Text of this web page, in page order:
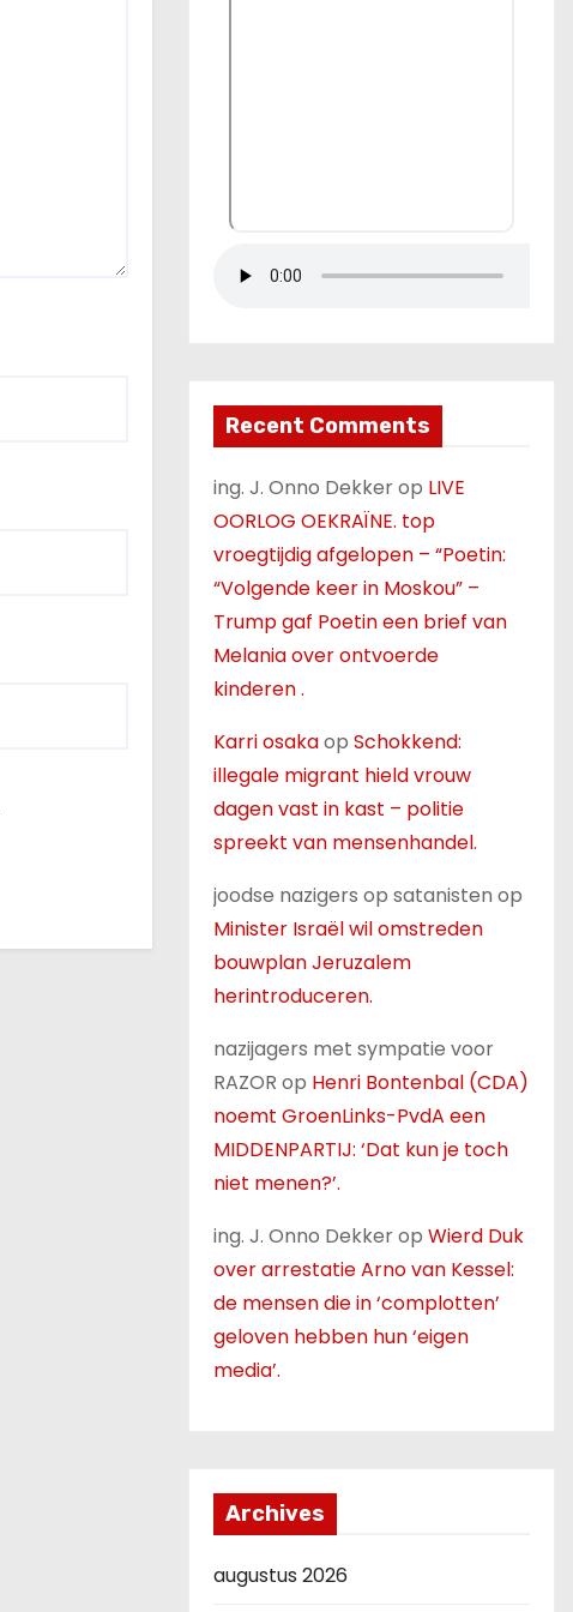
Recent Comments
ing. J. Onno Dekkerop LIVE
OORLOG OEKRAÏNE. top
vroegtijdig afgelopen – “Poetin:
“Volgende keer in Moskou” –
Trump gaf Poetin een brief van
Melania over ontvoerde
kinderen .
Karri osakaop Schokkend:
illegale migrant hield vrouw
dagen vast in kast – politie
spreekt van mensenhandel.
joodse nazigers op satanisten op
Minister Israël wil omstreden
bouwplan Jeruzalem
herintroduceren.
nazijagers met sympatie voor
RAZOR op Henri Bontenbal (CDA)
noemt GroenLinks-PvdA een
MIDDENPARTIJ: ‘Dat kun je toch
niet menen?’.
ing. J. Onno Dekkerop Wierd Duk
over arrestatie Arno van Kessel:
de mensen die in ‘complotten’
geloven hebben hun ‘eigen
media’.
Archives
augustus 2026